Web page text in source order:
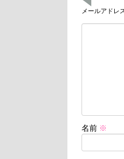
メールアドレ
名前 ※